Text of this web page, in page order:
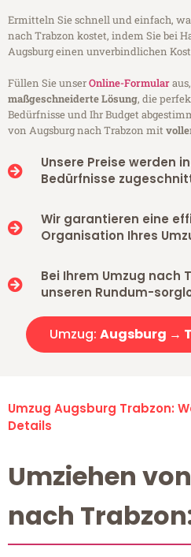
Ermitteln Sie schnell und einfach,
nach Trabzon kostet, indem Sie bei
Augsburg einen unverbindlichen
Füllen Sie unserOnline-Formular
maßgeschneiderte Lösung, die
Bedürfnisse und Ihr Budget
von Augsburg nach Trabzon mit
Unsere Preise werden
Bedürfnisse
Wir garantieren eine
Organisation Ihres
Bei Ihrem Umzug nach
unseren Rundum-
Umzug: Augsburg →
Umzug Augsburg Trabzon:
Details
Umziehen
nach